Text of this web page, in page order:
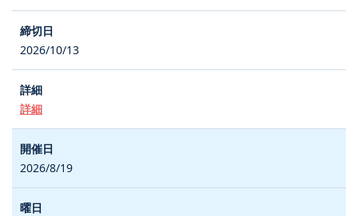
2026/10/13
詳細
2026/8/19